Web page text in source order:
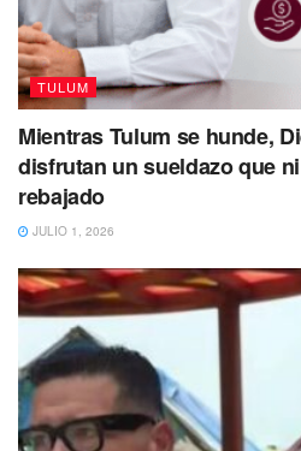
TULUM
Mientras Tulum se hunde,
disfrutan un sueldazo que
rebajado
JULIO 1, 2026